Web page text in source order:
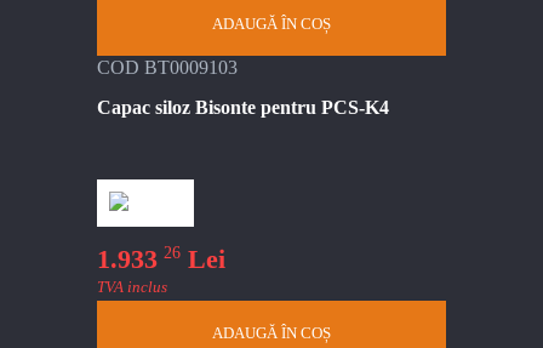
ADAUGĂ ÎN COȘ
COD BT0009103
Capac siloz Bisonte pentru PCS-K4
1.933 26 Lei
TVA inclus
ADAUGĂ ÎN COȘ